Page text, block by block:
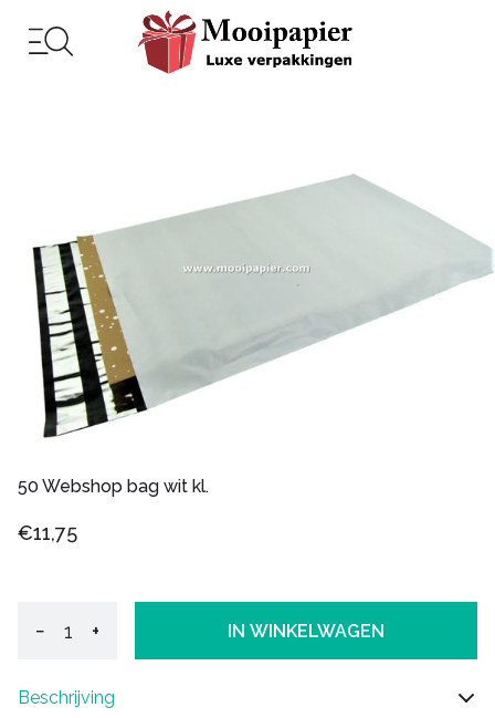
50 Webshop bag wit kl.
€11,75
− + IN WINKELWAGEN
Beschrijving